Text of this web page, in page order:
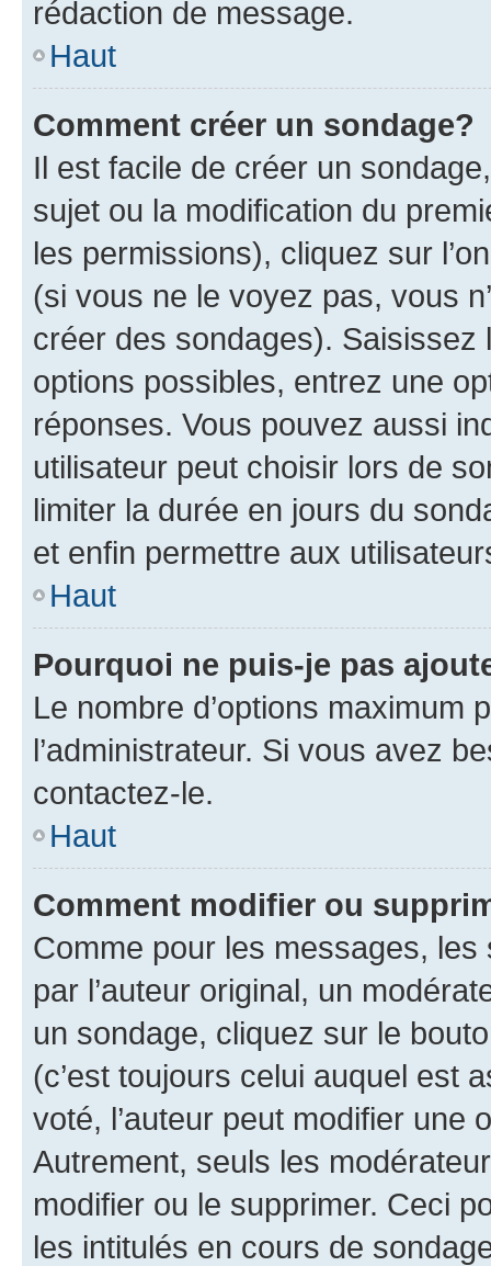
rédaction de message.
Haut
Comment créer un sondage?
Il est facile de créer un
sujet ou la modification du
les permissions), cliquez sur
(si vous ne le voyez pas, vous
créer des sondages).
options possibles, entrez une
réponses. Vous pouvez aussi
utilisateur peut choisir lors de
limiter la durée en jours du
et enfin permettre aux
Haut
Pourquoi ne puis-je pas
Le nombre d’options maximum
l’administrateur. Si vous avez
contactez-le.
Haut
Comment modifier ou
Comme pour les messages,
par l’auteur original, un
un sondage, cliquez sur le
(c’est toujours celui auquel est
voté, l’auteur peut modifier une
Autrement, seuls les
modifier ou le supprimer. Ceci
les intitulés en cours de